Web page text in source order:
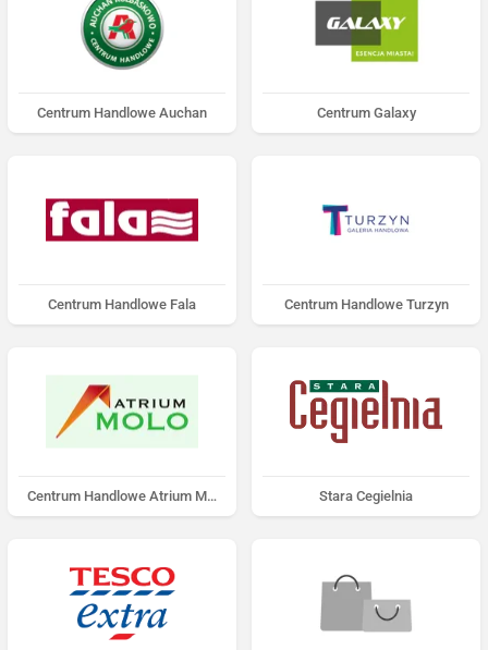
Centrum Handlowe Auchan Centrum Galaxy
Centrum Handlowe Fala Centrum Handlowe Turzyn
Centrum Handlowe Atrium Molo Stara Cegielnia